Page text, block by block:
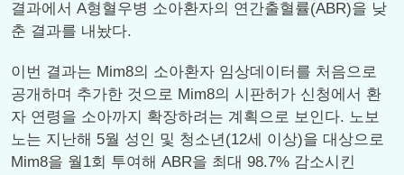
결과에서 A형혈우병 소아환자의 연간출혈률(ABR)을 낮
춘 결과를 내놨다.
이번 결과는 Mim8의 소아환자 임상데이터를 처음으로
공개하며 추가한 것으로 Mim8의 시판허가 신청에서 환
자 연령을 소아까지 확장하려는 계획으로 보인다. 노보
노는 지난해 5월 성인 및 청소년(12세 이상)을 대상으로
Mim8을 월1회 투여해 ABR을 최대 98.7% 감소시킨